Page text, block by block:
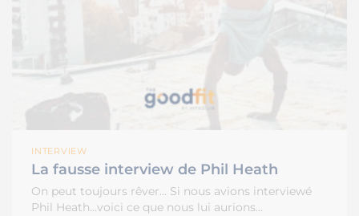
INTERVIEW
La fausse interview de Phil Heath
On peut toujours rêver… Si nous avions interviewé
Phil Heath…voici ce que nous lui aurions…